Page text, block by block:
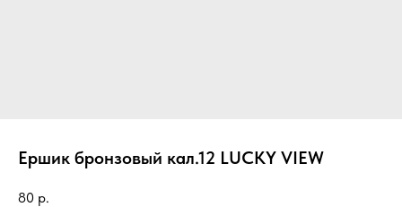
Ершик бронзовый кал.12 LUCKY VIEW
80 р.